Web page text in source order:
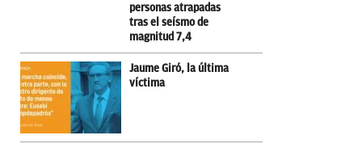
personas atrapadas
tras el seísmo de
magnitud 7,4
Jaume Giró, la última
víctima